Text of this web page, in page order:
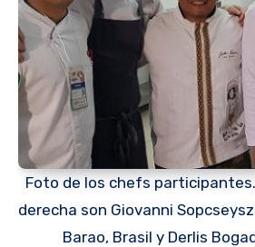
Foto de los chefs
derecha son Giovanni
Barao, Brasil y Derlis